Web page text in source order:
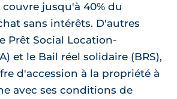
jusqu'à 40% du
sans intérêts. D'autres
Prêt Social Location-
et le Bail réel solidaire (BRS),
d'accession à la propriété à
avec ses conditions de